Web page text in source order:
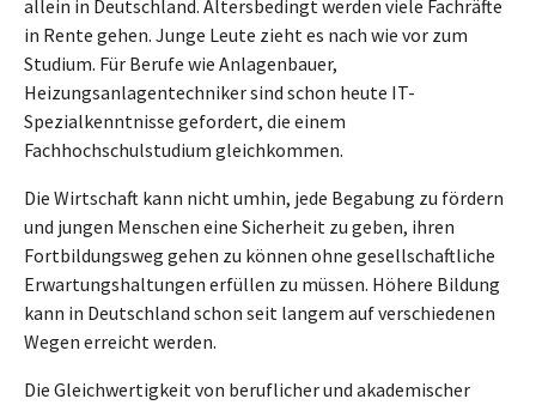
allein in Deutschland. Altersbedingt werden viele Fachräfte
in Rente gehen. Junge Leute zieht es nach wie vor zum
Studium. Für Berufe wie Anlagenbauer,
Heizungsanlagentechniker sind schon heute IT-
Spezialkenntnisse gefordert, die einem
Fachhochschulstudium gleichkommen.
Die Wirtschaft kann nicht umhin, jede Begabung zu fördern
und jungen Menschen eine Sicherheit zu geben, ihren
Fortbildungsweg gehen zu können ohne gesellschaftliche
Erwartungshaltungen erfüllen zu müssen. Höhere Bildung
kann in Deutschland schon seit langem auf verschiedenen
Wegen erreicht werden.
Die Gleichwertigkeit von beruflicher und akademischer